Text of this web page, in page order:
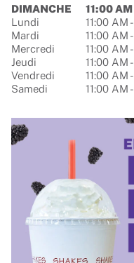
Jour de la semaineHours
DIMANCHE 11:00 AM
Lundi
11:00 AM -
Mardi
11:00 AM -
Mercredi
11:00 AM -
Jeudi
11:00 AM -
Vendredi
11:00 AM -
Samedi
11:00 AM -